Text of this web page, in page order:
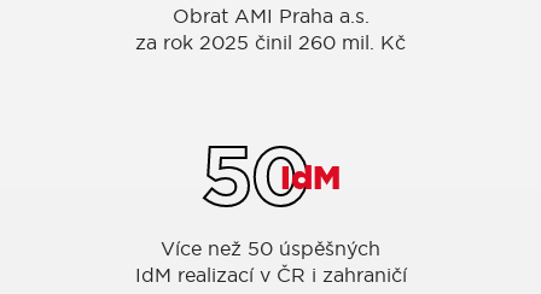
Obrat AMI Praha a.s.
za rok 2025 činil 260 mil. Kč
50IdM
Více než 50 úspěšných
IdM realizací v ČR i zahraničí